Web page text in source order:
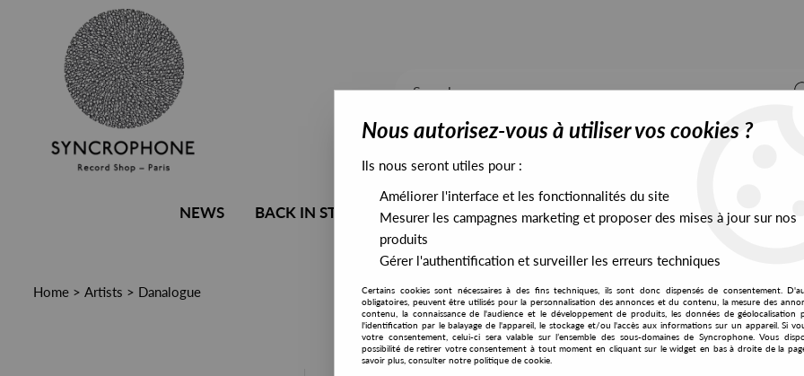
NEWS BACK IN STOCK ALL STOCK EXCLUSIVES PRESALES EXCLUSIVES
Home > Artists > Danalogue
Nous autorisez-vous à utiliser vos cookies ?
Ils nous seront utiles pour :
Améliorer l'interface et les fonctionnalités du site
Mesurer les campagnes marketing et proposer des mises à jour sur nos
produits
Gérer l'authentification et surveiller les erreurs techniques
Certains cookies sont nécessaires à des fins techniques, ils sont donc dispensés de consentement.
obligatoires, peuvent être utilisés pour la personnalisation des annonces et du contenu, la mesure des
contenu, la connaissance de l'audience et le développement de produits, les données de géolocalisation
l'identification par le balayage de l'appareil, le stockage et/ou l'accès aux informations sur un appareil. Si
votre consentement, celui-ci sera valable sur l’ensemble des sous-domaines de Syncrophone. Vous
possibilité de retirer votre consentement à tout moment en cliquant sur le widget en bas à droite de la
savoir plus, consulter notre politique de cookie.